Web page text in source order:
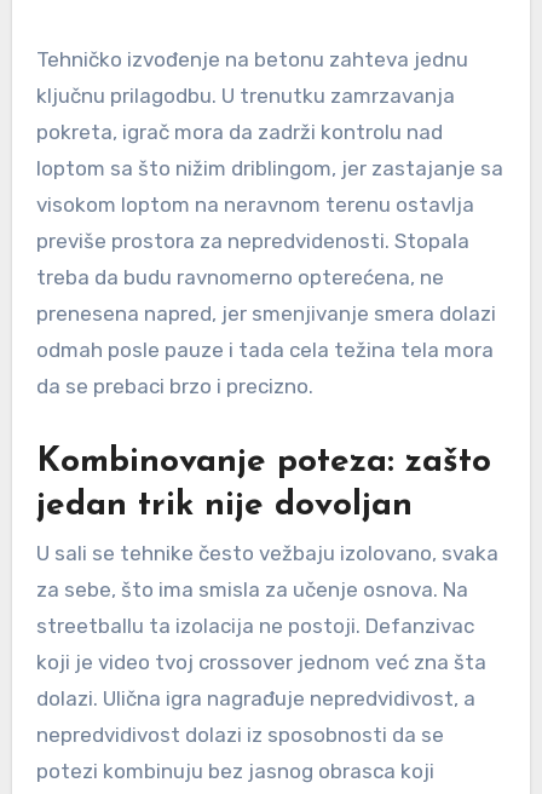
Tehničko izvođenje na betonu zahteva jednu
ključnu prilagodbu. U trenutku zamrzavanja
pokreta, igrač mora da zadrži kontrolu nad
loptom sa što nižim driblingom, jer zastajanje sa
visokom loptom na neravnom terenu ostavlja
previše prostora za nepredvidenosti. Stopala
treba da budu ravnomerno opterećena, ne
prenesena napred, jer smenjivanje smera dolazi
odmah posle pauze i tada cela težina tela mora
da se prebaci brzo i precizno.
Kombinovanje poteza: zašto
jedan trik nije dovoljan
U sali se tehnike često vežbaju izolovano, svaka
za sebe, što ima smisla za učenje osnova. Na
streetballu ta izolacija ne postoji. Defanzivac
koji je video tvoj crossover jednom već zna šta
dolazi. Ulična igra nagrađuje nepredvidivost, a
nepredvidivost dolazi iz sposobnosti da se
potezi kombinuju bez jasnog obrasca koji